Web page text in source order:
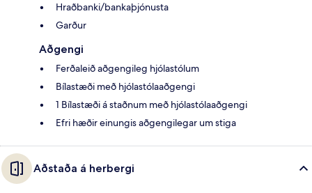
Hraðbanki/bankaþjónusta
Garður
Aðgengi
Ferðaleið aðgengileg hjólastólum
Bílastæði með hjólastólaaðgengi
1 Bílastæði á staðnum með hjólastólaaðgengi
Efri hæðir einungis aðgengilegar um stiga
Aðstaða á herbergi